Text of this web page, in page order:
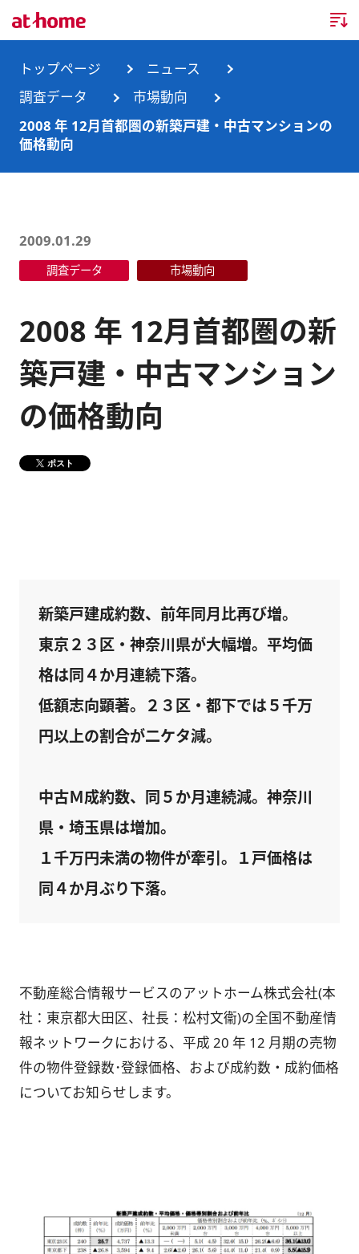
トップページ
企業情報
事業所・グループ会社
サステナビリティ
健康経営
DX戦略
ニュースリリース
ランキング
メディア掲載情報
不動産会社間情報流通サービス
新卒採用情報
キャリア採用情報
障がい者採用情報
お問合せ
トップページ
ニュース
調査データ
市場動向
2008 年 12月首都圏の新築戸建・中古マンションの
価格動向
2009.01.29
調査データ 市場動向
2008 年 12月首都圏の新
築戸建・中古マンション
の価格動向
ポスト
新築戸建成約数、前年同月比再び増。
東京２３区・神奈川県が大幅増。平均価
格は同４か月連続下落。
低額志向顕著。２３区・都下では５千万
円以上の割合が二ケタ減。
中古Ｍ成約数、同５か月連続減。神奈川
県・埼玉県は増加。
１千万円未満の物件が牽引。１戸価格は
同４か月ぶり下落。
不動産総合情報サービスのアットホーム株式会社(本
社：東京都大田区、社長：松村文衞)の全国不動産情
報ネットワークにおける、平成 20 年 12 月期の売物
件の物件登録数･登録価格、および成約数・成約価格
についてお知らせします。